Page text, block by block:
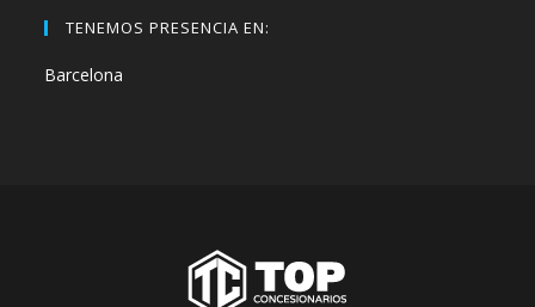
TENEMOS PRESENCIA EN:
Barcelona